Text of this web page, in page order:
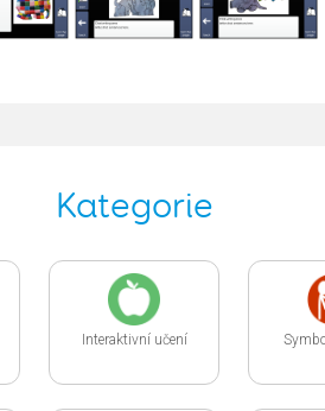
Kategorie
Interaktivní učení